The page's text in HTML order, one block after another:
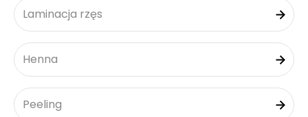
Laminacja rzęs
Henna
Peeling